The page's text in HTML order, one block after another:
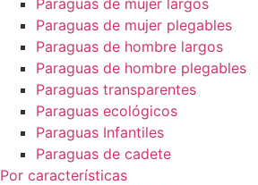
Paraguas de mujer largos
Paraguas de mujer plegables
Paraguas de hombre largos
Paraguas de hombre plegables
Paraguas transparentes
Paraguas ecológicos
Paraguas Infantiles
Paraguas de cadete
Por características